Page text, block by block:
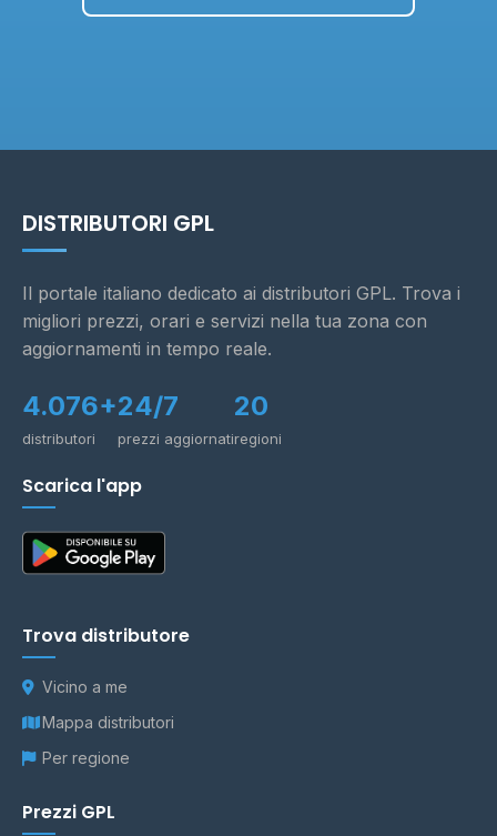
DISTRIBUTORI GPL
Il portale italiano dedicato ai distributori GPL. Trova i
migliori prezzi, orari e servizi nella tua zona con
aggiornamenti in tempo reale.
4.076+
distributori
24/7
prezzi aggiornati
20
regioni
Scarica l'app
Trova distributore
Vicino a me
Mappa distributori
Per regione
Prezzi GPL